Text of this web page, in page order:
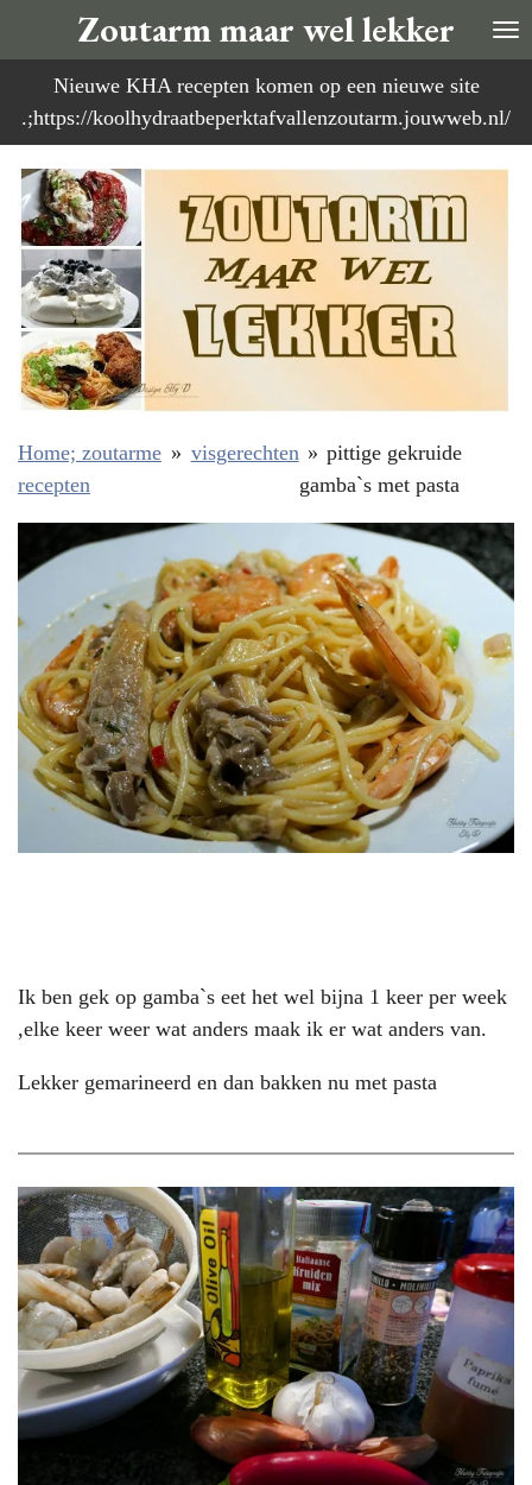
direct
naar
de
Zoutarm maar wel lekker
Nieuwe KHA recepten komen op een nieuwe site
.;https://koolhydraatbeperktafvallenzoutarm.jouwweb.nl/
Home; zoutarme
recepten
» visgerechten » pittige gekruide
gamba`s met pasta
Ik ben gek op gamba`s eet het wel bijna 1 keer per week
,elke keer weer wat anders maak ik er wat anders van.
Lekker gemarineerd en dan bakken nu met pasta